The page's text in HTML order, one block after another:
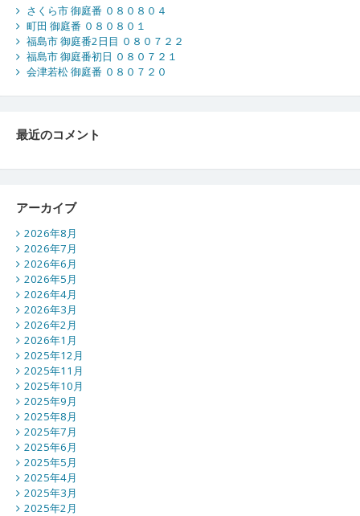
さくら市 御庭番 ０８０８０４
町田 御庭番 ０８０８０１
福島市 御庭番2日目 ０８０７２２
福島市 御庭番初日 ０８０７２１
会津若松 御庭番 ０８０７２０
最近のコメント
アーカイブ
2026年8月
2026年7月
2026年6月
2026年5月
2026年4月
2026年3月
2026年2月
2026年1月
2025年12月
2025年11月
2025年10月
2025年9月
2025年8月
2025年7月
2025年6月
2025年5月
2025年4月
2025年3月
2025年2月